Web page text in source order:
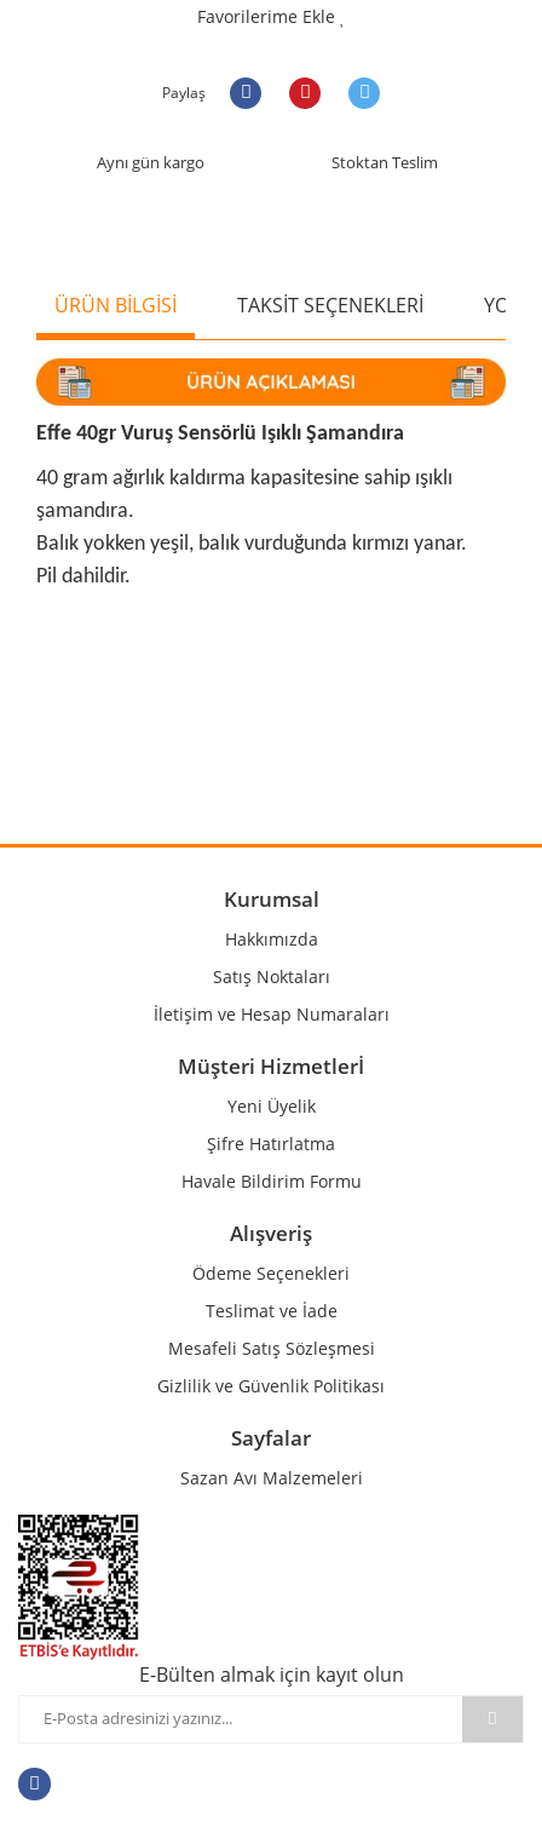
Favorilerime Ekle
Paylaş
Aynı gün kargo Stoktan Teslim
ÜRÜN BİLGİSİ TAKSİT SEÇENEKLERİ
Effe 40gr Vuruş Sensörlü Işıklı Şamandıra
40 gram ağırlık kaldırma kapasitesine sahip ışıklı
şamandıra.
Balık yokken yeşil, balık vurduğunda kırmızı yanar.
Pil dahildir.
Ürün açıklamasında eksik bilgiler bulunuyor.
Ürün bilgilerinde hatalar bulunuyor.
Gönder
Kurumsal
Hakkımızda
Satış Noktaları
İletişim ve Hesap Numaraları
Müşteri Hizmetlerİ
Yeni Üyelik
Şifre Hatırlatma
Havale Bildirim Formu
Alışveriş
Ödeme Seçenekleri
Teslimat ve İade
Mesafeli Satış Sözleşmesi
Gizlilik ve Güvenlik Politikası
Sayfalar
Sazan Avı Malzemeleri
E-Bülten almak için kayıt olun